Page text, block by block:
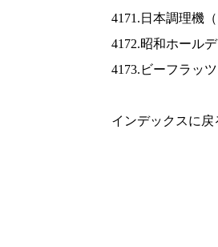
4171.日本調理機（
4172.昭和ホール
4173.ビーフラッ
インデックスに戻